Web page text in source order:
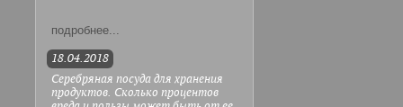
подробнее...
18.04.2018
Серебряная посуда для хранения
продуктов. Сколько процентов